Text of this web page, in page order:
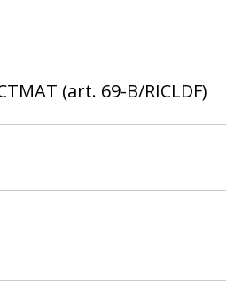
(art. 69-B/RICLDF)